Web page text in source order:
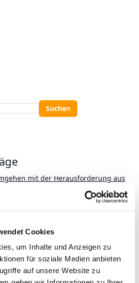
Cookies
um Inhalte und Anzeigen zu
für soziale Medien anbieten
auf unsere Website zu
Suchen
mit der Herausforderung aus
Anlegertypen und das
Zwischen Anspruch
Der envestor